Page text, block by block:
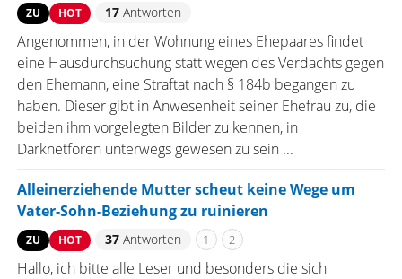
ZU HOT 17Antworten
Angenommen, in der Wohnung eines Ehepaares findet
eine Hausdurchsuchung statt wegen des Verdachts gegen
den Ehemann, eine Straftat nach § 184b begangen zu
haben. Dieser gibt in Anwesenheit seiner Ehefrau zu, die
beiden ihm vorgelegten Bilder zu kennen, in
Darknetforen unterwegs gewesen zu sein ...
Alleinerziehende Mutter scheut keine Wege um
Vater-Sohn-Beziehung zu ruinieren
ZU HOT 37Antworten 1 2
Hallo, ich bitte alle Leser und besonders die sich